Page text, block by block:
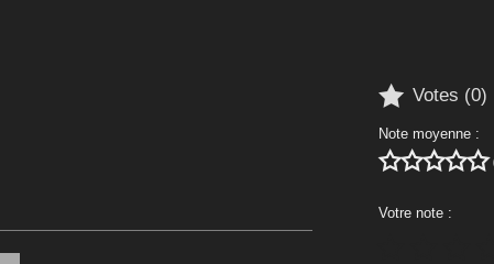
 Votes (0)
Note moyenne :

Votre note :